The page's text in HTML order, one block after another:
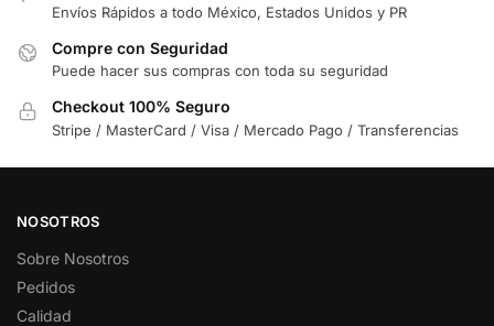
Envíos Rápidos a todo México, Estados Unidos y PR
Compre con Seguridad
Puede hacer sus compras con toda su seguridad
Checkout 100% Seguro
Stripe / MasterCard / Visa / Mercado Pago / Transferencias
NOSOTROS
Sobre Nosotros
Pedidos
Calidad